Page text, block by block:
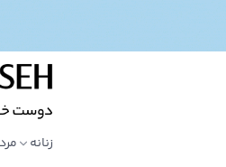
زنانه